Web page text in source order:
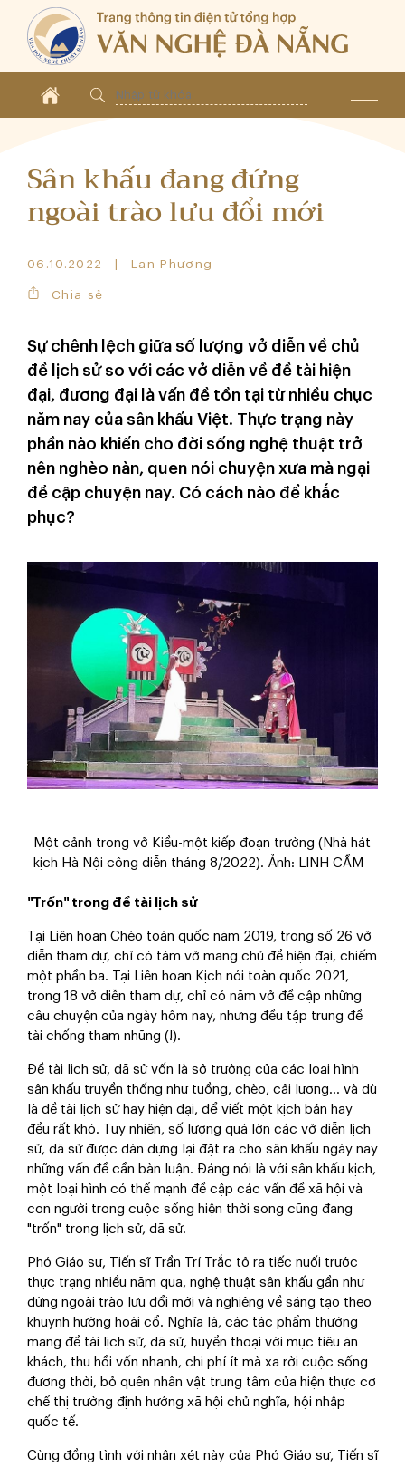
Sân khấu đang đứng
ngoài trào lưu đổi mới
06.10.2022 Lan Phương
Chia sẻ
Sự chênh lệch giữa số lượng vở diễn về chủ
đề lịch sử so với các vở diễn về đề tài hiện
đại, đương đại là vấn đề tồn tại từ nhiều chục
năm nay của sân khấu Việt. Thực trạng này
phần nào khiến cho đời sống nghệ thuật trở
nên nghèo nàn, quen nói chuyện xưa mà ngại
đề cập chuyện nay. Có cách nào để khắc
phục?
Một cảnh trong vở Kiều-một kiếp đoạn trường (Nhà hát
kịch Hà Nội công diễn tháng 8/2022). Ảnh: LINH CẦM
"Trốn" trong đề tài lịch sử
Tại Liên hoan Chèo toàn quốc năm 2019, trong số 26 vở
diễn tham dự, chỉ có tám vở mang chủ đề hiện đại, chiếm
một phần ba. Tại Liên hoan Kịch nói toàn quốc 2021,
trong 18 vở diễn tham dự, chỉ có năm vở đề cập những
câu chuyện của ngày hôm nay, nhưng đều tập trung đề
tài chống tham nhũng (!).
Đề tài lịch sử, dã sử vốn là sở trường của các loại hình
sân khấu truyền thống như tuồng, chèo, cải lương… và dù
là đề tài lịch sử hay hiện đại, để viết một kịch bản hay
đều rất khó. Tuy nhiên, số lượng quá lớn các vở diễn lịch
sử, dã sử được dàn dựng lại đặt ra cho sân khấu ngày nay
những vấn đề cần bàn luận. Đáng nói là với sân khấu kịch,
một loại hình có thế mạnh đề cập các vấn đề xã hội và
con người trong cuộc sống hiện thời song cũng đang
"trốn" trong lịch sử, dã sử.
Phó Giáo sư, Tiến sĩ Trần Trí Trắc tỏ ra tiếc nuối trước
thực trạng nhiều năm qua, nghệ thuật sân khấu gần như
đứng ngoài trào lưu đổi mới và nghiêng về sáng tạo theo
khuynh hướng hoài cổ. Nghĩa là, các tác phẩm thường
mang đề tài lịch sử, dã sử, huyền thoại với mục tiêu ăn
khách, thu hồi vốn nhanh, chi phí ít mà xa rời cuộc sống
đương thời, bỏ quên nhân vật trung tâm của hiện thực cơ
chế thị trường định hướng xã hội chủ nghĩa, hội nhập
quốc tế.
Cùng đồng tình với nhận xét này của Phó Giáo sư, Tiến sĩ